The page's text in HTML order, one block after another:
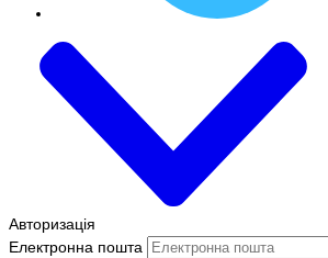
Авторизація
Електронна пошта